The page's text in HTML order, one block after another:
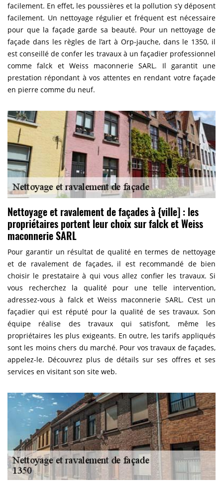
facilement. En effet, les poussières et la pollution s’y déposent
facilement. Un nettoyage régulier et fréquent est nécessaire
pour que la façade garde sa beauté. Pour un nettoyage de
façade dans les règles de l’art à Orp-jauche, dans le 1350, il
est conseillé de confer les travaux à un façadier professionnel
comme falck et Weiss maconnerie SARL. Il garantit une
prestation répondant à vos attentes en rendant votre façade
en pierre comme du neuf.
Nettoyage et ravalement de façades à {ville] : les
propriétaires portent leur choix sur falck et Weiss
maconnerie SARL
Pour garantir un résultat de qualité en termes de nettoyage
et de ravalement de façades, il est recommandé de bien
choisir le prestataire à qui vous allez confier les travaux. Si
vous recherchez la qualité pour une telle intervention,
adressez-vous à falck et Weiss maconnerie SARL. C’est un
façadier qui est réputé pour la qualité de ses travaux. Son
équipe réalise des travaux qui satisfont, même les
propriétaires les plus exigeants. En outre, les tarifs appliqués
sont les moins chers du marché. Pour vos travaux de façades,
appelez-le. Découvrez plus de détails sur ses offres et ses
services en visitant son site web.